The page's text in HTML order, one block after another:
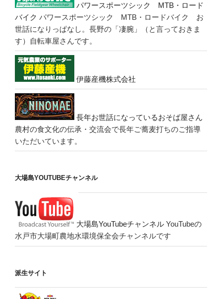
パワースポーツシック MTB・ロード
バイク パワースポーツシック MTB・ロードバイク お
世話になりっぱなし。長野の「凄腕」（と言っておきま
す）自転車屋さんです。
伊藤産機株式会社
長年お世話になっているおそば屋さん
農村の食文化の伝承・交流会で長年ご蕎麦打ちのご指導
いただいています。
大場島YOUTUBEチャンネル
大場島YouTubeチャンネル YouTubeの
水戸市大場町農地水環境保全会チャンネルです
派生サイト